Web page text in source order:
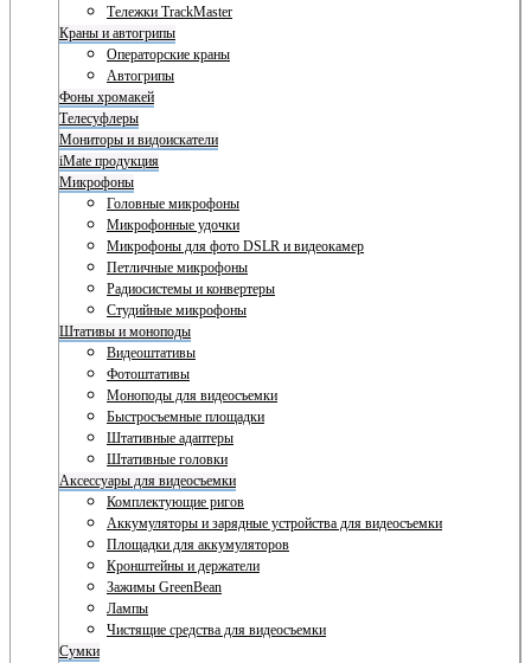
Тележки TrackMaster
Краны и автогрипы
Операторские краны
Автогрипы
Фоны хромакей
Телесуфлеры
Мониторы и видоискатели
iMate продукция
Микрофоны
Головные микрофоны
Микрофонные удочки
Микрофоны для фото DSLR и видеокамер
Петличные микрофоны
Радиосистемы и конвертеры
Студийные микрофоны
Штативы и моноподы
Видеоштативы
Фотоштативы
Моноподы для видеосъемки
Быстросъемные площадки
Штативные адаптеры
Штативные головки
Аксессуары для видеосъемки
Комплектующие ригов
Аккумуляторы и зарядные устройства для видеосъемки
Площадки для аккумуляторов
Кронштейны и держатели
Зажимы GreenBean
Лампы
Чистящие средства для видеосъемки
Сумки